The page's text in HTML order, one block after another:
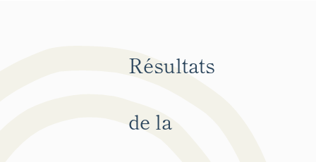
Résultats
de la